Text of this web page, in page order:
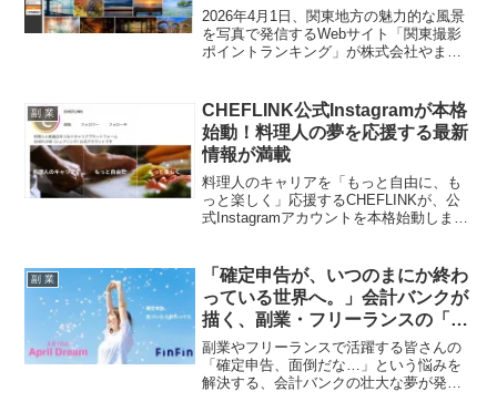
ープン！
2026年4月1日、関東地方の魅力的な風景
を写真で発信するWebサイト「関東撮影
ポイントランキング」が株式会社やまた
月間グランプリなど、写真活動を副業と
するクリエイターにとって、新たな表現
の場と収益化のチャンスが広がります。
副 業
CHEFLINK公式Instagramが本格
始動！料理人の夢を応援する最新
情報が満載
料理人のキャリアを「もっと自由に、も
っと楽しく」応援するCHEFLINKが、公
式Instagramアカウントを本格始動しまし
ど、料理人のキャリア形成に欠かせない
実践的な情報が続々発信されます。新た
な知識や仲間、そして挑戦との出会いを
求める料理人ファン必見のコンテンツが
満載です！
副 業
「確定申告が、いつのまにか終わ
っている世界へ。」会計バンクが
描く、副業・フリーランスの「推
し活」を応援する夢
副業やフリーランスで活躍する皆さんの
「確定申告、面倒だな…」という悩みを
解決する、会計バンクの壮大な夢が発表